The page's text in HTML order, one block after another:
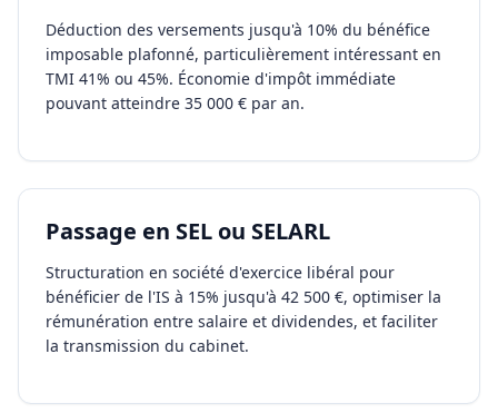
Déduction des versements jusqu'à 10% du bénéfice
imposable plafonné, particulièrement intéressant en
TMI 41% ou 45%. Économie d'impôt immédiate
pouvant atteindre 35 000 € par an.
Passage en SEL ou SELARL
Structuration en société d'exercice libéral pour
bénéficier de l'IS à 15% jusqu'à 42 500 €, optimiser la
rémunération entre salaire et dividendes, et faciliter
la transmission du cabinet.